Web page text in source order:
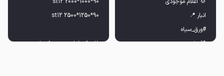
فابریک فولاد درجه یک ناب